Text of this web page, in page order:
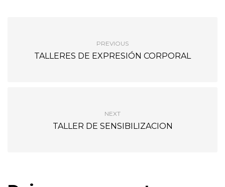
PREVIOUS
TALLERES DE EXPRESIÓN CORPORAL
NEXT
TALLER DE SENSIBILIZACION